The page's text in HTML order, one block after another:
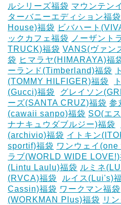
ルシリーズ福袋 マウンテン
ターバニーエディション福袋
House)福袋 ビバハート
ックカフェ福袋
ノーザント
TRUCK)福袋 VANS(ヴァン
袋 ヒマラヤ(HIMARAYA)福
ーランド(Timberland)福袋
(TOMMY HILFIGER)福袋
(Gucci)福袋
グレイソン
ーズ(SANTA CRUZ)福袋 参
(cawaii sanpo)福袋 SO(エ
ナナキュウダブルジー)福袋
(archivio)福袋 イトキン
sportif)福袋 ワンウェイ(one
ラブ(WORLD WIDE LOVE!)
(Lintu Laulu)福袋 ルミネ
(RVCA)福袋
ルイス(Lui's)
Cassin)福袋 ワークマン福袋
(WORKMAN Plus)福袋 リ